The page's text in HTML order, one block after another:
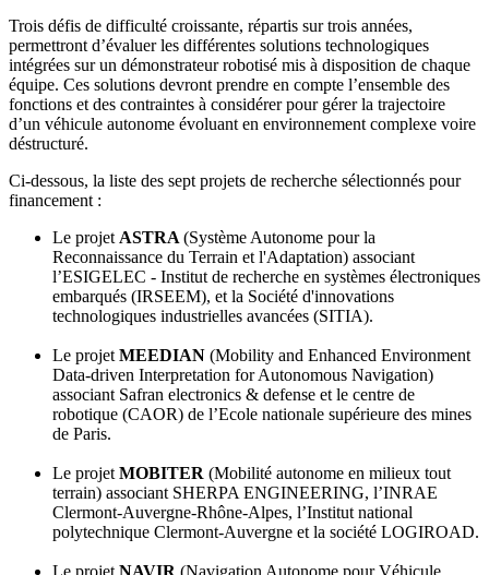
Trois défis de difficulté croissante, répartis sur trois années,
permettront d’évaluer les différentes solutions technologiques
intégrées sur un démonstrateur robotisé mis à disposition de chaque
équipe. Ces solutions devront prendre en compte l’ensemble des
fonctions et des contraintes à considérer pour gérer la trajectoire
d’un véhicule autonome évoluant en environnement complexe voire
déstructuré.
Ci-dessous, la liste des sept projets de recherche sélectionnés pour
financement :
Le projet ASTRA (Système Autonome pour la
Reconnaissance du Terrain et l'Adaptation) associant
l’ESIGELEC - Institut de recherche en systèmes électroniques
embarqués (IRSEEM), et la Société d'innovations
technologiques industrielles avancées (SITIA).
Le projet MEEDIAN (Mobility and Enhanced Environment
Data-driven Interpretation for Autonomous Navigation)
associant Safran electronics & defense et le centre de
robotique (CAOR) de l’Ecole nationale supérieure des mines
de Paris.
Le projet MOBITER (Mobilité autonome en milieux tout
terrain) associant SHERPA ENGINEERING, l’INRAE
Clermont-Auvergne-Rhône-Alpes, l’Institut national
polytechnique Clermont-Auvergne et la société LOGIROAD.